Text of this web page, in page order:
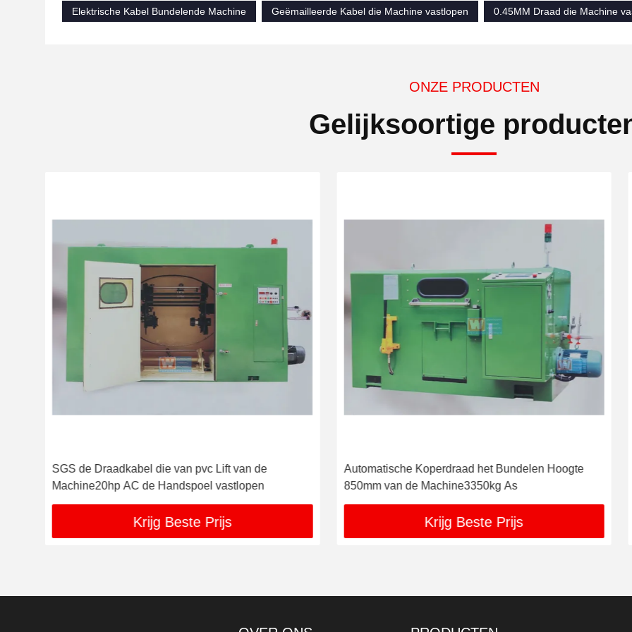
Elektrische Kabel Bundelende Machine
Geëmailleerde Kabel die Machine vastlopen 0.45MM Draad die Machine
ONZE PRODUCTEN
Gelijksoortige
SGS de Draadkabel die van pvc Lift van de
Machine20hp AC de Handspoel vastlopen
Krijg Beste Prijs
Automatische Koperdraad het Bundelen Hoogte
850mm van de Machine3350kg As
Krijg Beste Prijs